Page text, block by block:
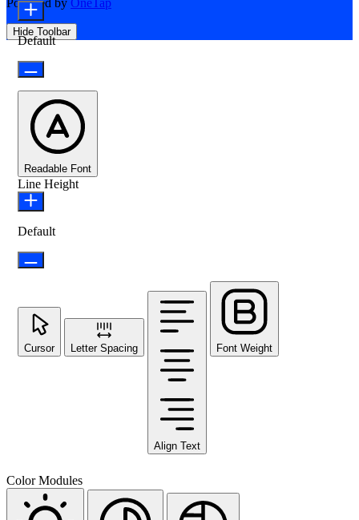
Powered by OneTap
Hide Toolbar
Default
Readable Font
Line Height
Default
Cursor Letter Spacing
Align Text
Font Weight
Color Modules